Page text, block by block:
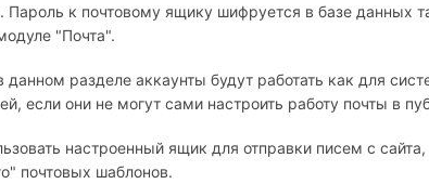
Пароль к почтовому ящику шифруется в базе данных
"Почта".
данном разделе аккаунты будут работать как для
если они не могут сами настроить работу почты в
настроенный ящик для отправки писем с
почтовых шаблонов.